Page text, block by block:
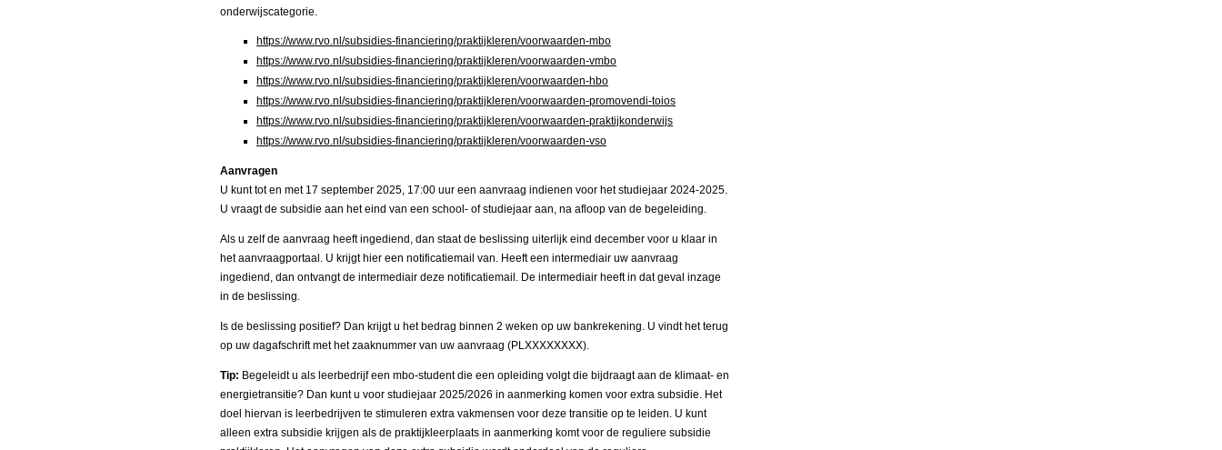
onderwijscategorie.
https://www.rvo.nl/subsidies-financiering/praktijkleren/voorwaarden-mbo
https://www.rvo.nl/subsidies-financiering/praktijkleren/voorwaarden-vmbo
https://www.rvo.nl/subsidies-financiering/praktijkleren/voorwaarden-hbo
https://www.rvo.nl/subsidies-financiering/praktijkleren/voorwaarden-promovendi-toios
https://www.rvo.nl/subsidies-financiering/praktijkleren/voorwaarden-praktijkonderwijs
https://www.rvo.nl/subsidies-financiering/praktijkleren/voorwaarden-vso
Aanvragen
U kunt tot en met 17 september 2025, 17:00 uur een aanvraag indienen voor het studiejaar 2024-2025.
U vraagt de subsidie aan het eind van een school- of studiejaar aan, na afloop van de begeleiding.
Als u zelf de aanvraag heeft ingediend, dan staat de beslissing uiterlijk eind december voor u klaar in
het aanvraagportaal. U krijgt hier een notificatiemail van. Heeft een intermediair uw aanvraag
ingediend, dan ontvangt de intermediair deze notificatiemail. De intermediair heeft in dat geval inzage
in de beslissing.
Is de beslissing positief? Dan krijgt u het bedrag binnen 2 weken op uw bankrekening. U vindt het terug
op uw dagafschrift met het zaaknummer van uw aanvraag (PLXXXXXXXX).
Tip: Begeleidt u als leerbedrijf een mbo-student die een opleiding volgt die bijdraagt aan de klimaat- en
energietransitie? Dan kunt u voor studiejaar 2025/2026 in aanmerking komen voor extra subsidie. Het
doel hiervan is leerbedrijven te stimuleren extra vakmensen voor deze transitie op te leiden. U kunt
alleen extra subsidie krijgen als de praktijkleerplaats in aanmerking komt voor de reguliere subsidie